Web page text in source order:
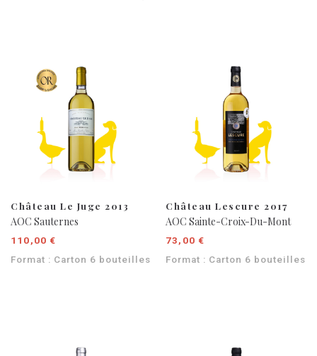
Château Le Juge 2013
AOC Sauternes
110,00 €
Format : Carton 6 bouteilles
Château Lescure 2017
AOC Sainte-Croix-Du-Mont
73,00 €
Format : Carton 6 bouteilles